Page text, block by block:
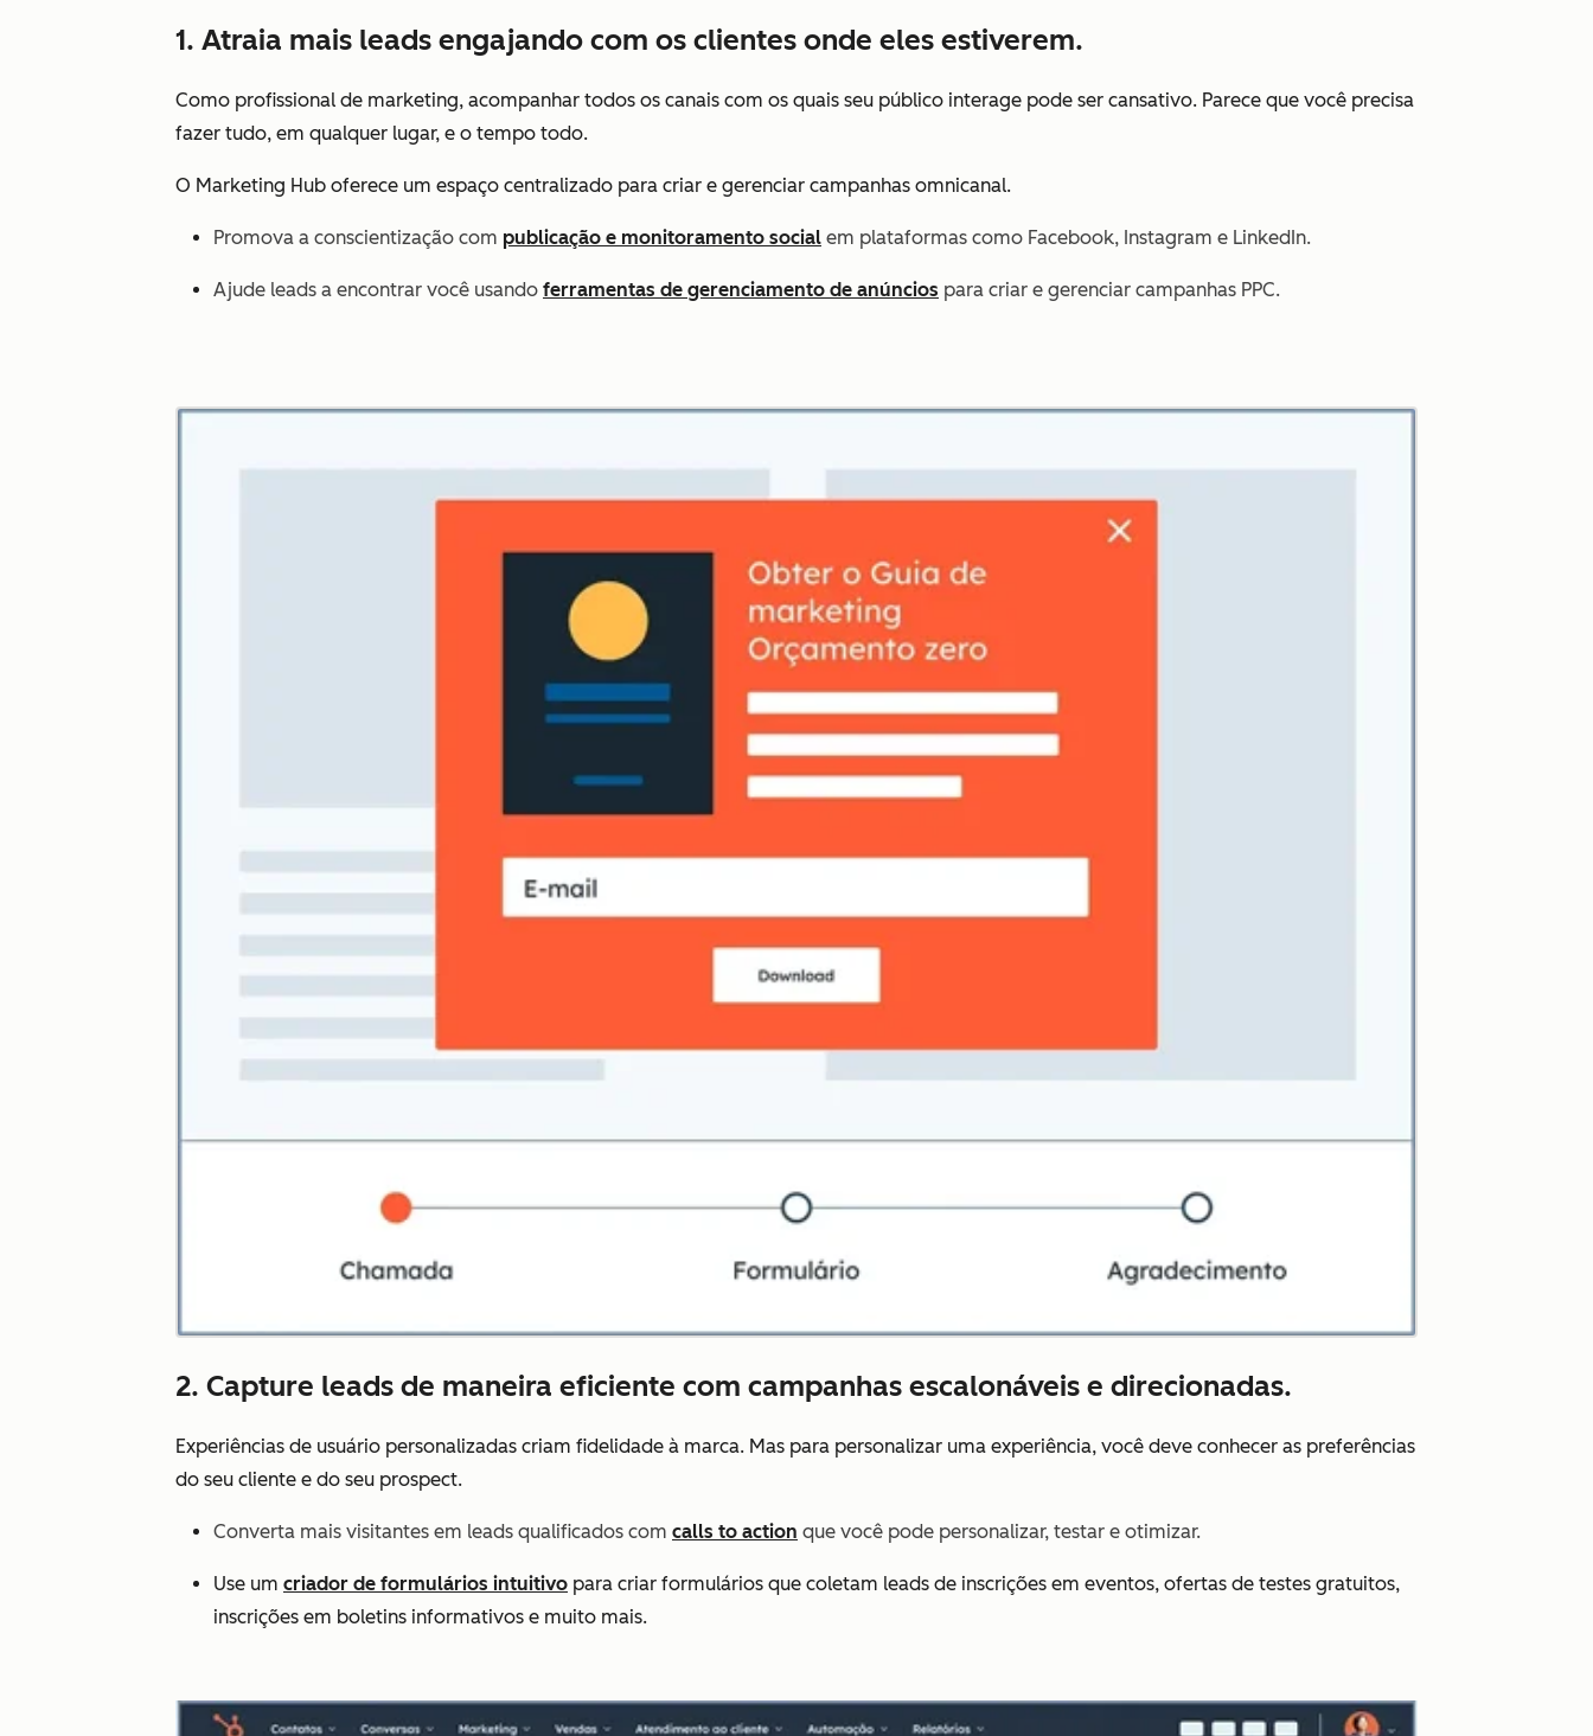
1. Atraia mais leads engajando com os clientes onde eles estiverem.
Como profissional de marketing, acompanhar todos os canais com os quais seu público interage pode ser cansativo. Parece que você precisa
fazer tudo, em qualquer lugar, e o tempo todo.
O Marketing Hub oferece um espaço centralizado para criar e gerenciar campanhas omnicanal.
Promova a conscientização com publicação e monitoramento social em plataformas como Facebook, Instagram e LinkedIn.
Ajude leads a encontrar você usando ferramentas de gerenciamento de anúncios para criar e gerenciar campanhas PPC.
2. Capture leads de maneira eficiente com campanhas escalonáveis e direcionadas.
Experiências de usuário personalizadas criam fidelidade à marca. Mas para personalizar uma experiência, você deve conhecer as preferências
do seu cliente e do seu prospect.
Converta mais visitantes em leads qualificados com calls to action que você pode personalizar, testar e otimizar.
Use um criador de formulários intuitivo para criar formulários que coletam leads de inscrições em eventos, ofertas de testes gratuitos,
inscrições em boletins informativos e muito mais.